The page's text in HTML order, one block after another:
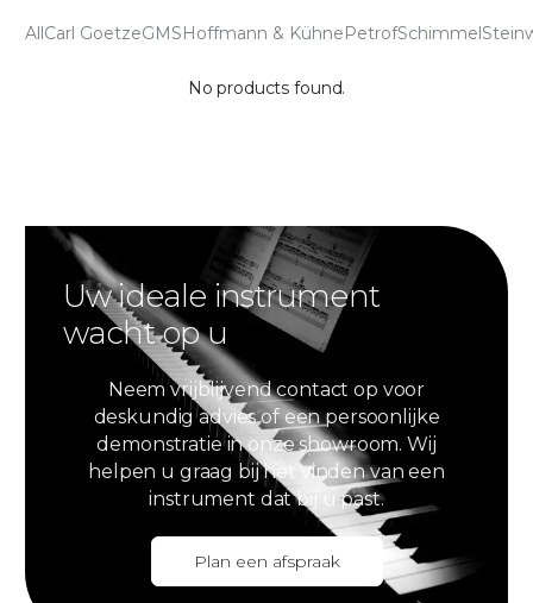
AllCarl GoetzeGMSHoffmann & KühnePetrofSchimmel
No products found.
Uw ideale instrument
wacht op u
Neem vrijblijvend contact op voor
deskundig advies of een persoonlijke
demonstratie in onze showroom. Wij
helpen u graag bij het vinden van een
instrument dat bij u past.
Plan een afspraak